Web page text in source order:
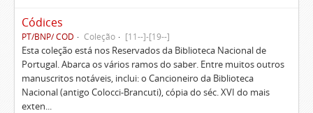
Códices
PT/BNP/ COD Coleção [11--]-[19--]
Esta coleção está nos Reservados da Biblioteca Nacional de
Portugal. Abarca os vários ramos do saber. Entre muitos outros
manuscritos notáveis, inclui: o Cancioneiro da Biblioteca
Nacional (antigo Colocci-Brancuti), cópia do séc. XVI do mais
exten...